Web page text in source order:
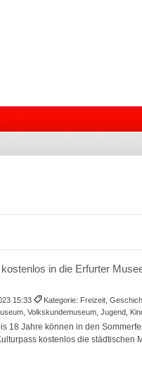
in die Erfurter
15:33
Kategorie: Freizeit,
Volkskundemuseum, Jugend,
18 Jahre können in den
kostenlos die städtischen